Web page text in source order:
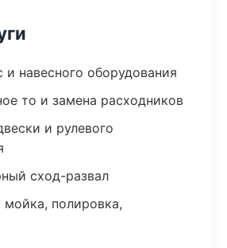
и навесного оборудования
то и замена расходников
и рулевого
сход-развал
мойка, полировка,